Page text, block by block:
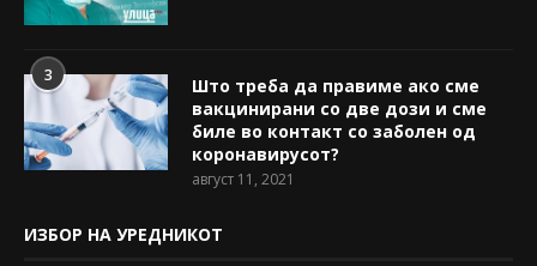
3
Што треба да правиме ако сме
вакцинирани со две дози и сме
биле во контакт со заболен од
коронавирусот?
август 11, 2021
ИЗБОР НА УРЕДНИКОТ